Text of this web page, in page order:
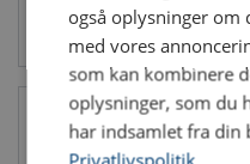
Se produkt
også oplysninger om
med vores
som kan kombinere
oplysninger, som du
har indsamlet fra din
Privatlivspolitik